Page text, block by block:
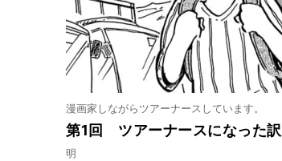
漫画家しながらツアーナースしています。
第1回 ツアーナースになった訳
明